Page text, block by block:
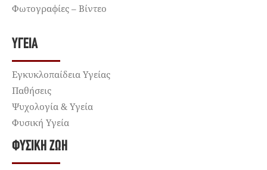
Φωτογραφίες – Βίντεο
ΥΓΕΊΑ
Εγκυκλοπαίδεια Υγείας
Παθήσεις
Ψυχολογία & Υγεία
Φυσική Υγεία
ΦΥΣΙΚΉ ΖΩΉ